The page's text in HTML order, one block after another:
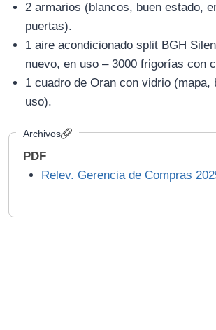
2 armarios (blancos, buen estado,
puertas).
1 aire acondicionado split BGH
nuevo, en uso – 3000 frigorías con
1 cuadro de Oran con vidrio (mapa,
uso).
Archivos
PDF
Relev. Gerencia de Compras